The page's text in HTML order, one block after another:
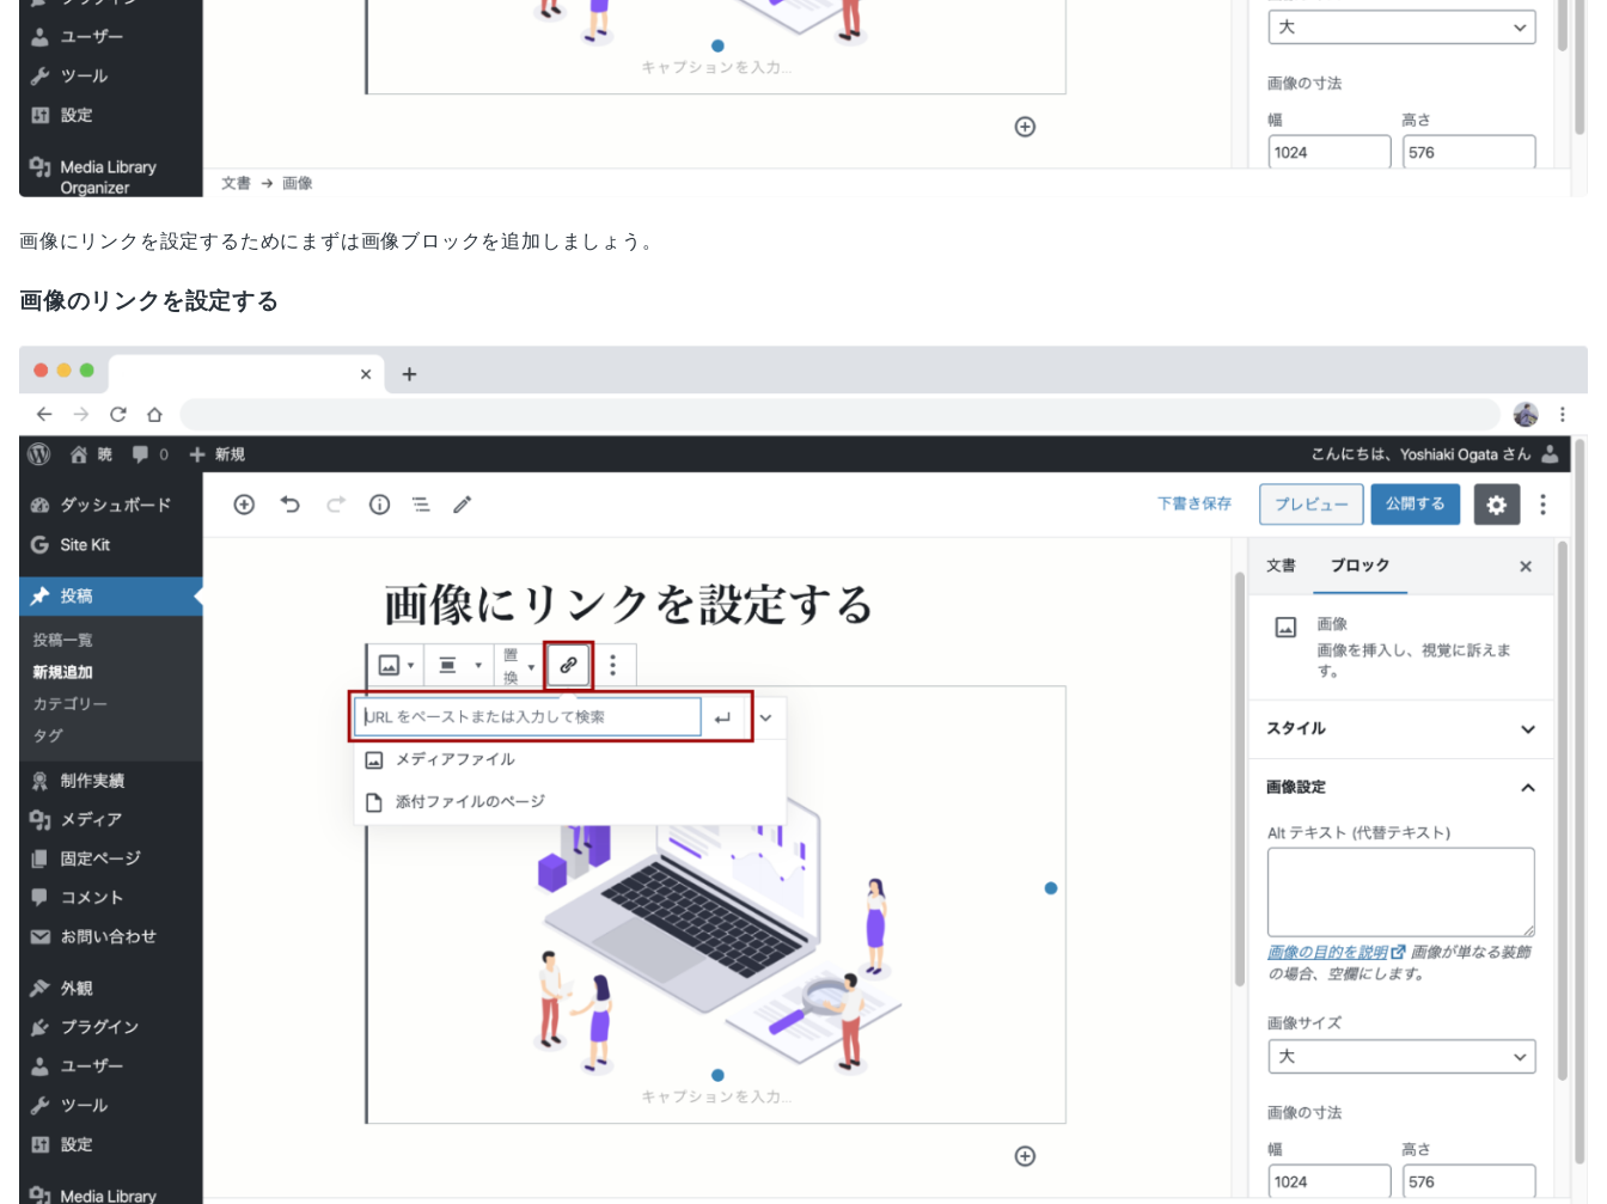
画像にリンクを設定するためにまずは画像ブロックを追加しましょう。
画像のリンクを設定する